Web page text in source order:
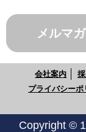
メルマ
会社案内
プライバシー
Copyright ©